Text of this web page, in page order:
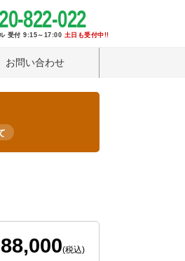
822-022
受付 9:15～17:00 土日も受付中!!
お問い合わせ
(税込)